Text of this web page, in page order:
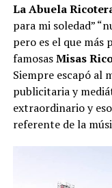
La Abuela
para mi soledad”
pero es el que más
famosasMisas
Siempre escapó al
publicitaria y
extraordinario y
referente de la